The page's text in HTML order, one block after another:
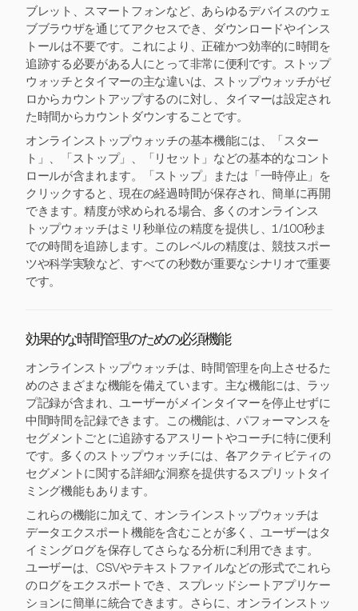
ブレット、スマートフォンなど、あらゆるデバイスのウェ
ブブラウザを通じてアクセスでき、ダウンロードやインス
トールは不要です。これにより、正確かつ効率的に時間を
追跡する必要がある人にとって非常に便利です。ストップ
ウォッチとタイマーの主な違いは、ストップウォッチがゼ
ロからカウントアップするのに対し、タイマーは設定され
た時間からカウントダウンすることです。
オンラインストップウォッチの基本機能には、「スター
ト」、「ストップ」、「リセット」などの基本的なコント
ロールが含まれます。「ストップ」または「一時停止」を
クリックすると、現在の経過時間が保存され、簡単に再開
できます。精度が求められる場合、多くのオンラインス
トップウォッチはミリ秒単位の精度を提供し、1/100秒ま
での時間を追跡します。このレベルの精度は、競技スポー
ツや科学実験など、すべての秒数が重要なシナリオで重要
です。
効果的な時間管理のための必須機能
オンラインストップウォッチは、時間管理を向上させるた
めのさまざまな機能を備えています。主な機能には、ラッ
プ記録が含まれ、ユーザーがメインタイマーを停止せずに
中間時間を記録できます。この機能は、パフォーマンスを
セグメントごとに追跡するアスリートやコーチに特に便利
です。多くのストップウォッチには、各アクティビティの
セグメントに関する詳細な洞察を提供するスプリットタイ
ミング機能もあります。
これらの機能に加えて、オンラインストップウォッチは
データエクスポート機能を含むことが多く、ユーザーはタ
イミングログを保存してさらなる分析に利用できます。
ユーザーは、CSVやテキストファイルなどの形式でこれら
のログをエクスポートでき、スプレッドシートアプリケー
ションに簡単に統合できます。さらに、オンラインストッ